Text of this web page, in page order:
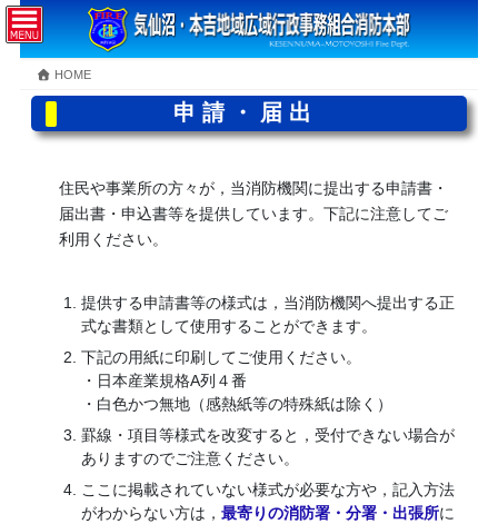
コ
ン
テ
ツ
へ
ナ
ビ
ゲ
シ
ョ
HOME
申請・届出
住民や事業所の方々が，当消防機関に提出する申請書・
届出書・申込書等を提供しています。下記に注意してご
利用ください。
提供する申請書等の様式は，当消防機関へ提出する正
式な書類として使用することができます。
下記の用紙に印刷してご使用ください。
・日本産業規格A列４番
・白色かつ無地（感熱紙等の特殊紙は除く）
罫線・項目等様式を改変すると，受付できない場合が
ありますのでご注意ください。
ここに掲載されていない様式が必要な方や，記入方法
がわからない方は， 最寄りの消防署・分署・出張所に